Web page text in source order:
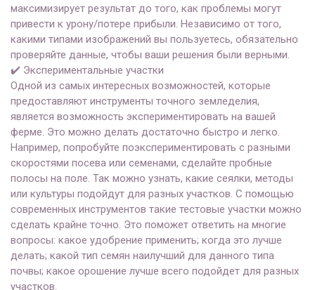
максимизирует результат до того, как проблемы могут
привести к урону/потере прибыли. Независимо от того,
какими типами изображений вы пользуетесь, обязательно
проверяйте данные, чтобы ваши решения были верными.
✔️ Экспериментальные участки
Одной из самых интересных возможностей, которые
предоставляют инструменты точного земледелия,
является возможность экспериментировать на вашей
ферме. Это можно делать достаточно быстро и легко.
Например, попробуйте поэкспериментировать с разными
скоростями посева или семенами, сделайте пробные
полосы на поле. Так можно узнать, какие сеялки, методы
или культуры подойдут для разных участков. С помощью
современных инструментов такие тестовые участки можно
сделать крайне точно. Это поможет ответить на многие
вопросы: какое удобрение применить; когда это лучше
делать; какой тип семян наилучший для данного типа
почвы; какое орошение лучше всего подойдет для разных
участков.